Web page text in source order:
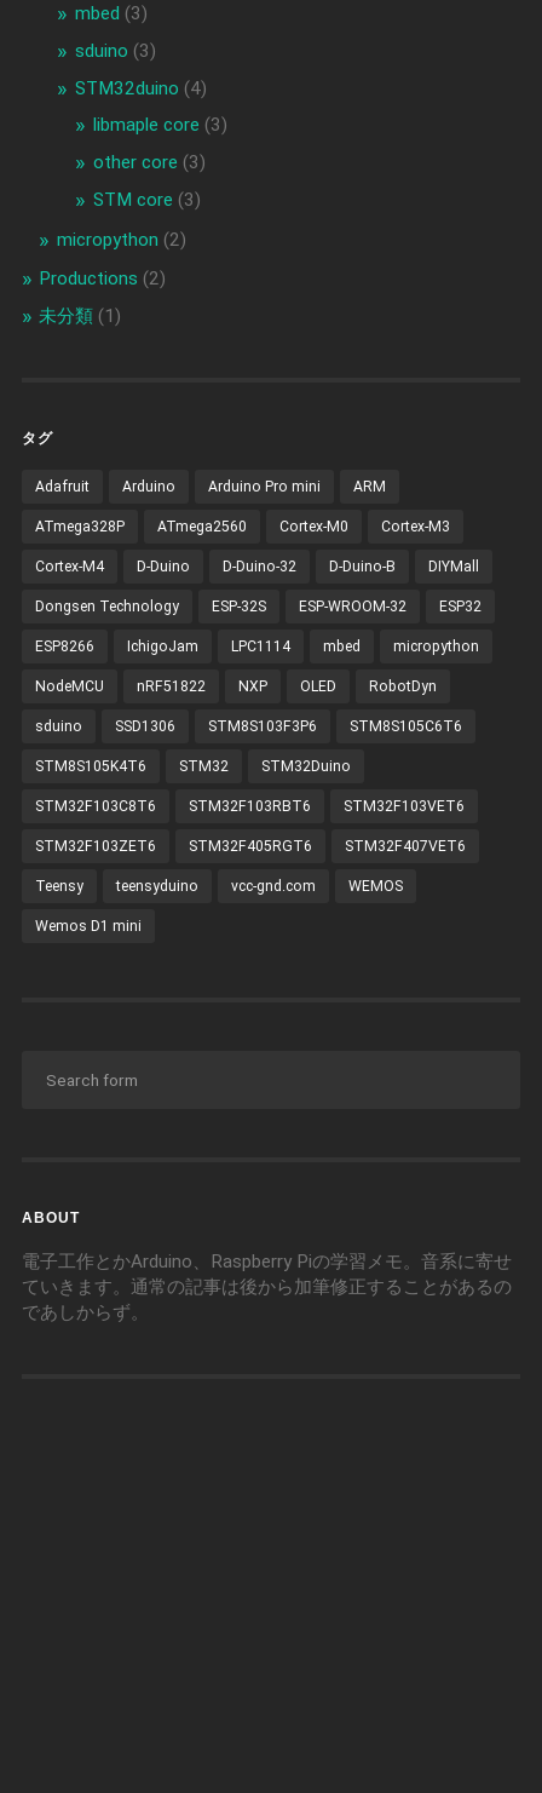
mbed (3)
sduino (3)
STM32duino (4)
libmaple core (3)
other core (3)
STM core (3)
micropython (2)
Productions (2)
未分類(1)
タグ
Adafruit Arduino Arduino Pro mini ARM
ATmega328P ATmega2560 Cortex-M0 Cortex-M3
Cortex-M4 D-Duino D-Duino-32 D-Duino-B DIYMall
Dongsen Technology ESP-32S ESP-WROOM-32 ESP32
ESP8266 IchigoJam LPC1114 mbed micropython
NodeMCU nRF51822 NXP OLED RobotDyn
sduino SSD1306 STM8S103F3P6 STM8S105C6T6
STM8S105K4T6 STM32 STM32Duino
STM32F103C8T6 STM32F103RBT6 STM32F103VET6
STM32F103ZET6 STM32F405RGT6 STM32F407VET6
Teensy teensyduino vcc-gnd.com WEMOS
Wemos D1 mini
ABOUT
電子工作とかArduino、Raspberry Piの学習メモ。音系に寄せ
ていきます。通常の記事は後から加筆修正することがあるの
であしからず。